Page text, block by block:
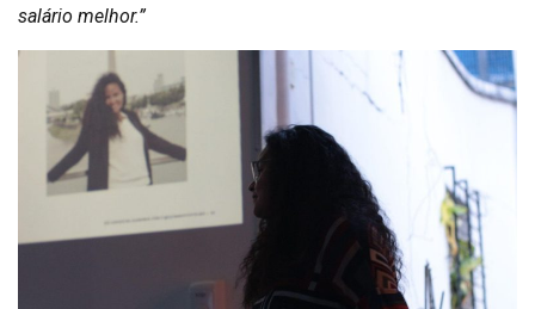
salário melhor.”